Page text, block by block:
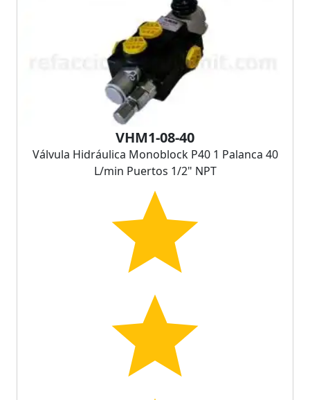
VHM1-08-40
Válvula Hidráulica Monoblock P40 1 Palanca 40
L/min Puertos 1/2" NPT